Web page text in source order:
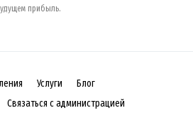
прибыль.
Услуги
Блог
Связаться с администрацией